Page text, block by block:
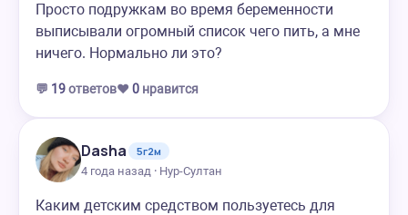
Просто подружкам во время беременности
выписывали огромный список чего пить, а мне
ничего. Нормально ли это?
💬 19ответов❤️ 0 нравится
Dasha
5г2м
4 года назад · Нур-Султан
Каким детским средством пользуетесь для